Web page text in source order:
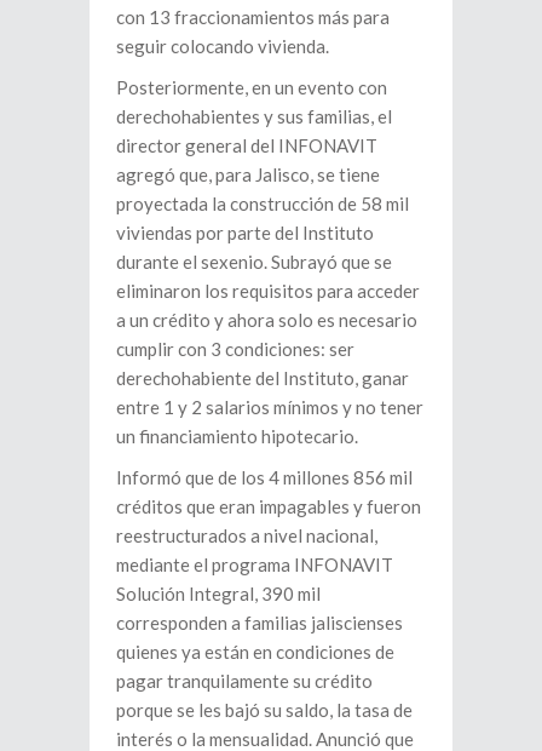
con 13 fraccionamientos más para
seguir colocando vivienda.
Posteriormente, en un evento con
derechohabientes y sus familias, el
director general del INFONAVIT
agregó que, para Jalisco, se tiene
proyectada la construcción de 58 mil
viviendas por parte del Instituto
durante el sexenio. Subrayó que se
eliminaron los requisitos para acceder
a un crédito y ahora solo es necesario
cumplir con 3 condiciones: ser
derechohabiente del Instituto, ganar
entre 1 y 2 salarios mínimos y no tener
un financiamiento hipotecario.
Informó que de los 4 millones 856 mil
créditos que eran impagables y fueron
reestructurados a nivel nacional,
mediante el programa INFONAVIT
Solución Integral, 390 mil
corresponden a familias jaliscienses
quienes ya están en condiciones de
pagar tranquilamente su crédito
porque se les bajó su saldo, la tasa de
interés o la mensualidad. Anunció que